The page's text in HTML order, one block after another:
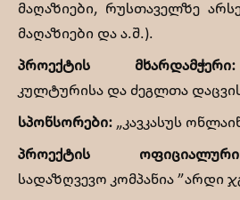
მაღაზიები, რუსთაველზე
მაღაზიები და ა.შ.).
პროექტის მხარდამჭერი:
კულტურისა და ძეგლთა
სპონსორები: „კავკასუს
პროექტის
სადაზღვევო კომპანია ”არდი